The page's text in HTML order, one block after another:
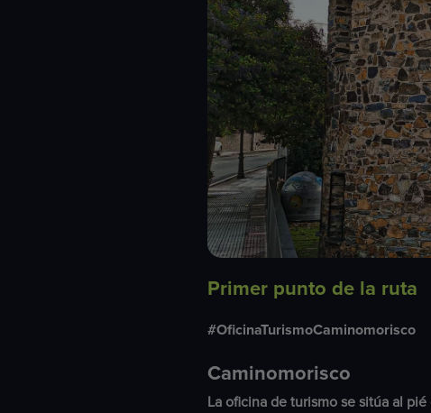
Primer punto de la ruta
#OficinaTurismoCaminomorisco
Caminomorisco
La oficina de turismo se sitúa al